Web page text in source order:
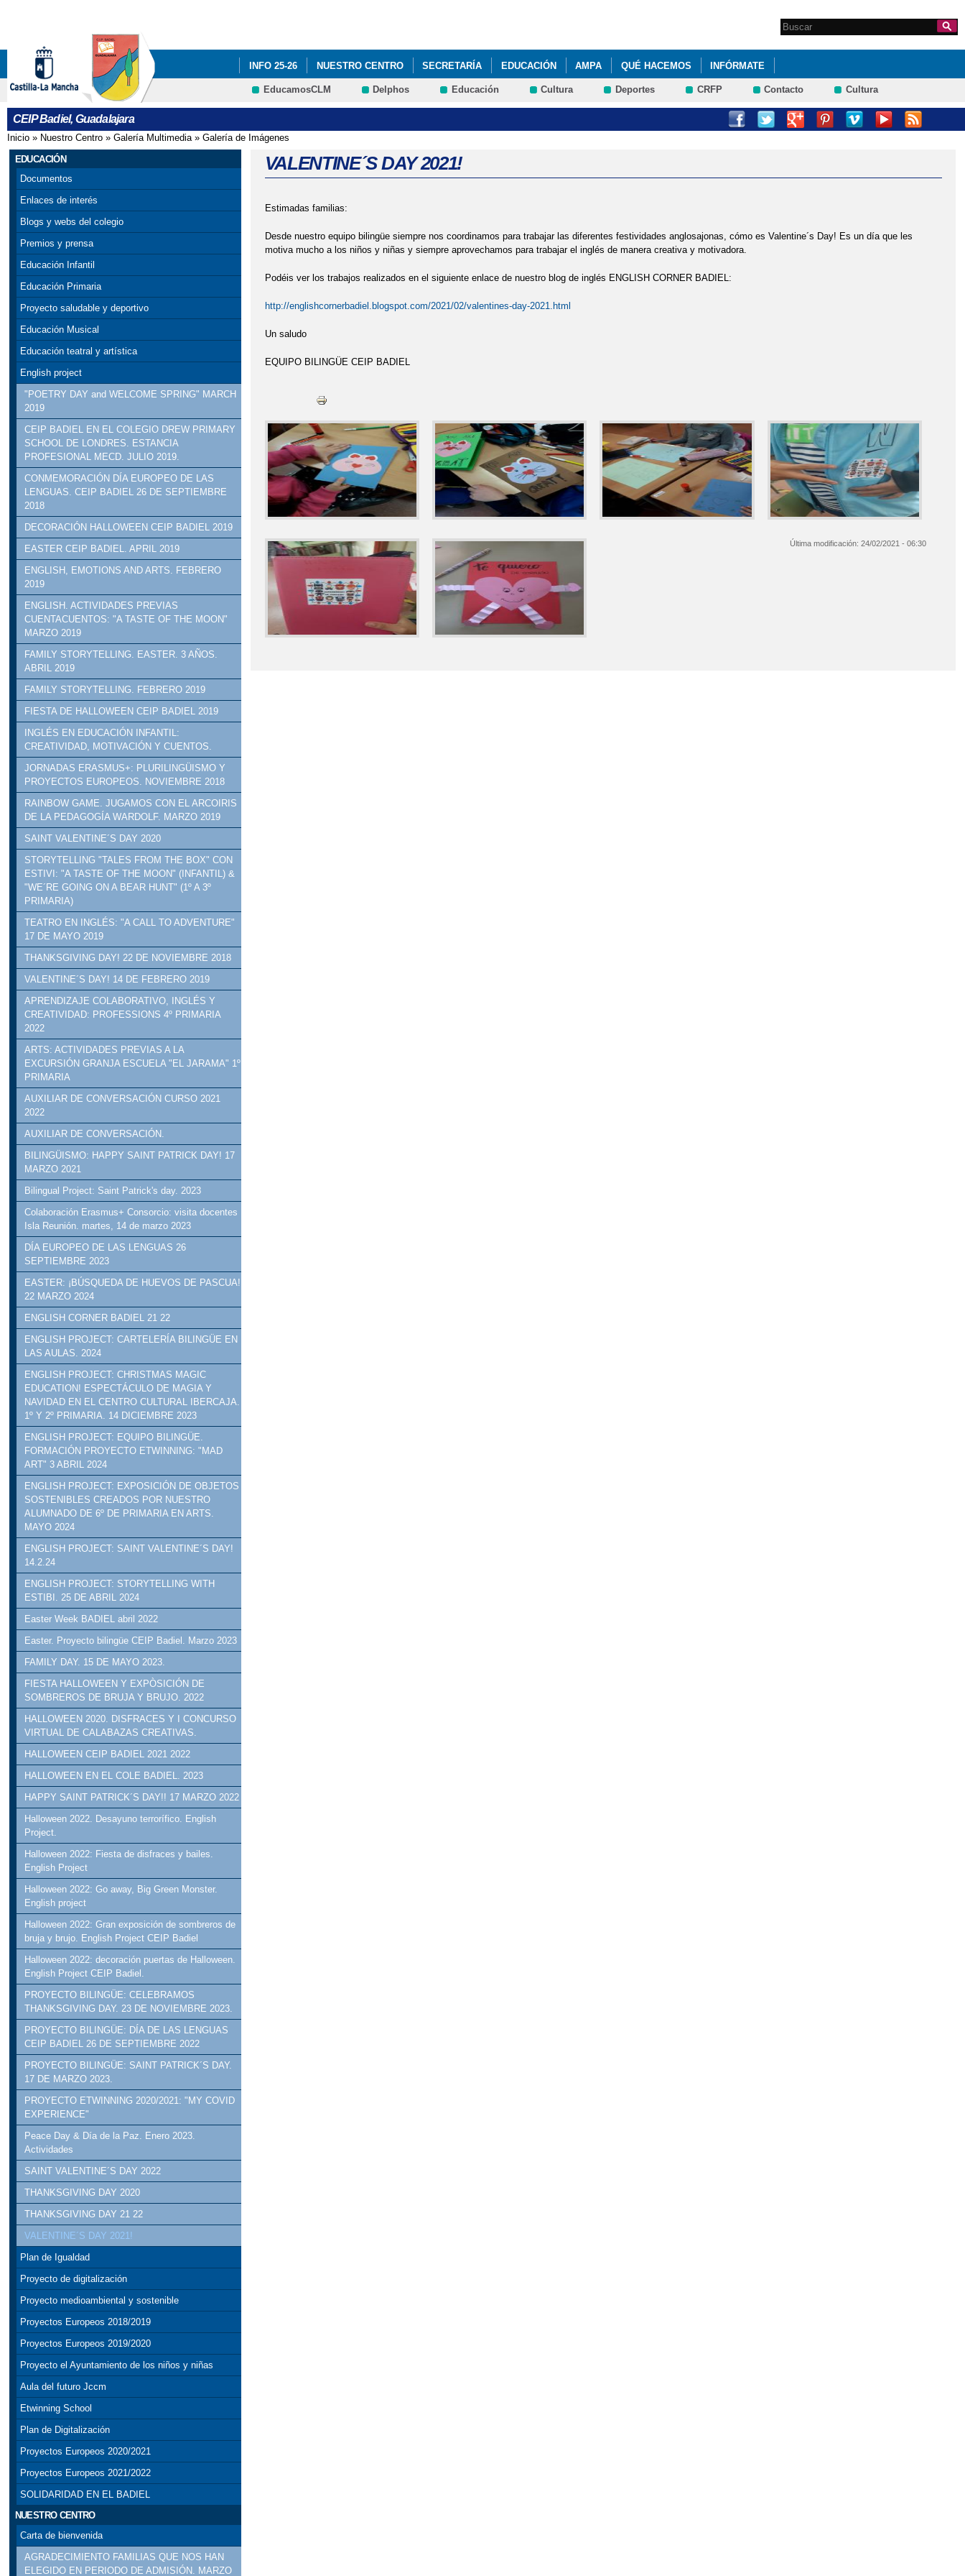
Formulario de
Search this site
INFO 25-26 NUESTRO CENTRO SECRETARÍA EDUCACIÓN AMPA QUÉ HACEMOS INFÓRMATE
ADF: SITUACIONES DE APRENDIZAJE. KANDINSKY. 1 Y 6º DE EDUCACIÓN PRIMARIA. MAYO 2024.
PREMIOS: SELECCIONADOS OLIMPIADA MATEMÁTICA ALEVÍN DE GUADALAJARA (EDUCACIÓN PRIMARIA). SEXTO DE PRIMARIA 2023.
VISITA INSTITUCIONAL: CONSEJERA DE EDUCACIÓN DE JCCM, DELEGADO DE LA JUNTA DE JCCM, DELEGADO DE EDUCACIÓN EN GUADALAJARA Y
CONCEJALA DE EDUCACIÓN. 2023
EducamosCLM Delphos Educación Cultura Deportes CRFP Contacto Cultura
CEIP Badiel, Guadalajara
Se encuentra usted aquí
Inicio » Nuestro Centro » Galería Multimedia» Galería de Imágenes
EDUCACIÓN
Documentos
Enlaces de interés
Blogs y webs del colegio
Premios y prensa
Educación Infantil
Educación Primaria
Proyecto saludable y deportivo
Educación Musical
Educación teatral y artística
English project
"POETRY DAY and WELCOME SPRING" MARCH
2019
CEIP BADIEL EN EL COLEGIO DREW PRIMARY
SCHOOL DE LONDRES. ESTANCIA
PROFESIONAL MECD. JULIO 2019.
CONMEMORACIÓN DÍA EUROPEO DE LAS
LENGUAS. CEIP BADIEL 26 DE SEPTIEMBRE
2018
DECORACIÓN HALLOWEEN CEIP BADIEL 2019
EASTER CEIP BADIEL. APRIL 2019
ENGLISH, EMOTIONS AND ARTS. FEBRERO
2019
ENGLISH. ACTIVIDADES PREVIAS
CUENTACUENTOS: "A TASTE OF THE MOON"
MARZO 2019
FAMILY STORYTELLING. EASTER. 3 AÑOS.
ABRIL 2019
FAMILY STORYTELLING. FEBRERO 2019
FIESTA DE HALLOWEEN CEIP BADIEL 2019
INGLÉS EN EDUCACIÓN INFANTIL:
CREATIVIDAD, MOTIVACIÓN Y CUENTOS.
JORNADAS ERASMUS+: PLURILINGÜISMO Y
PROYECTOS EUROPEOS. NOVIEMBRE 2018
RAINBOW GAME. JUGAMOS CON EL ARCOIRIS
DE LA PEDAGOGÍA WARDOLF. MARZO 2019
SAINT VALENTINE´S DAY 2020
STORYTELLING "TALES FROM THE BOX" CON
ESTIVI: "A TASTE OF THE MOON" (INFANTIL) &
"WE´RE GOING ON A BEAR HUNT" (1º A 3º
PRIMARIA)
TEATRO EN INGLÉS: "A CALL TO ADVENTURE"
17 DE MAYO 2019
THANKSGIVING DAY! 22 DE NOVIEMBRE 2018
VALENTINE´S DAY! 14 DE FEBRERO 2019
APRENDIZAJE COLABORATIVO, INGLÉS Y
CREATIVIDAD: PROFESSIONS 4º PRIMARIA
2022
ARTS: ACTIVIDADES PREVIAS A LA
EXCURSIÓN GRANJA ESCUELA "EL JARAMA" 1º
PRIMARIA
AUXILIAR DE CONVERSACIÓN CURSO 2021
2022
AUXILIAR DE CONVERSACIÓN.
BILINGÜISMO: HAPPY SAINT PATRICK DAY! 17
MARZO 2021
Bilingual Project: Saint Patrick's day. 2023
Colaboración Erasmus+ Consorcio: visita docentes
Isla Reunión. martes, 14 de marzo 2023
DÍA EUROPEO DE LAS LENGUAS 26
SEPTIEMBRE 2023
EASTER: ¡BÚSQUEDA DE HUEVOS DE PASCUA!
22 MARZO 2024
ENGLISH CORNER BADIEL 21 22
ENGLISH PROJECT: CARTELERÍA BILINGÜE EN
LAS AULAS. 2024
ENGLISH PROJECT: CHRISTMAS MAGIC
EDUCATION! ESPECTÁCULO DE MAGIA Y
NAVIDAD EN EL CENTRO CULTURAL IBERCAJA.
1º Y 2º PRIMARIA. 14 DICIEMBRE 2023
ENGLISH PROJECT: EQUIPO BILINGÜE.
FORMACIÓN PROYECTO ETWINNING: "MAD
ART" 3 ABRIL 2024
ENGLISH PROJECT: EXPOSICIÓN DE OBJETOS
SOSTENIBLES CREADOS POR NUESTRO
ALUMNADO DE 6º DE PRIMARIA EN ARTS.
MAYO 2024
ENGLISH PROJECT: SAINT VALENTINE´S DAY!
14.2.24
ENGLISH PROJECT: STORYTELLING WITH
ESTIBI. 25 DE ABRIL 2024
Easter Week BADIEL abril 2022
Easter. Proyecto bilingüe CEIP Badiel. Marzo 2023
FAMILY DAY. 15 DE MAYO 2023.
FIESTA HALLOWEEN Y EXPÒSICIÓN DE
SOMBREROS DE BRUJA Y BRUJO. 2022
HALLOWEEN 2020. DISFRACES Y I CONCURSO
VIRTUAL DE CALABAZAS CREATIVAS.
HALLOWEEN CEIP BADIEL 2021 2022
HALLOWEEN EN EL COLE BADIEL. 2023
HAPPY SAINT PATRICK´S DAY!! 17 MARZO 2022
Halloween 2022. Desayuno terrorífico. English
Project.
Halloween 2022: Fiesta de disfraces y bailes.
English Project
Halloween 2022: Go away, Big Green Monster.
English project
Halloween 2022: Gran exposición de sombreros de
bruja y brujo. English Project CEIP Badiel
Halloween 2022: decoración puertas de Halloween.
English Project CEIP Badiel.
PROYECTO BILINGÜE: CELEBRAMOS
THANKSGIVING DAY. 23 DE NOVIEMBRE 2023.
PROYECTO BILINGÜE: DÍA DE LAS LENGUAS
CEIP BADIEL 26 DE SEPTIEMBRE 2022
PROYECTO BILINGÜE: SAINT PATRICK´S DAY.
17 DE MARZO 2023.
PROYECTO ETWINNING 2020/2021: "MY COVID
EXPERIENCE"
Peace Day & Día de la Paz. Enero 2023.
Actividades
SAINT VALENTINE´S DAY 2022
THANKSGIVING DAY 2020
THANKSGIVING DAY 21 22
VALENTINE´S DAY 2021!
Plan de Igualdad
Proyecto de digitalización
Proyecto medioambiental y sostenible
Proyectos Europeos 2018/2019
Proyectos Europeos 2019/2020
Proyecto el Ayuntamiento de los niños y niñas
Aula del futuro Jccm
Etwinning School
Plan de Digitalización
Proyectos Europeos 2020/2021
Proyectos Europeos 2021/2022
SOLIDARIDAD EN EL BADIEL
NUESTRO CENTRO
Carta de bienvenida
AGRADECIMIENTO FAMILIAS QUE NOS HAN
ELEGIDO EN PERIODO DE ADMISIÓN. MARZO
VALENTINE´S DAY 2021!
Estimadas familias:
Desde nuestro equipo bilingüe siempre nos coordinamos para trabajar las diferentes festividades anglosajonas, cómo es Valentine´s Day! Es un día que les
motiva mucho a los niños y niñas y siempre aprovechamos para trabajar el inglés de manera creativa y motivadora.
Podéis ver los trabajos realizados en el siguiente enlace de nuestro blog de inglés ENGLISH CORNER BADIEL:
http://englishcornerbadiel.blogspot.com/2021/02/valentines-day-2021.html
Un saludo
EQUIPO BILINGÜE CEIP BADIEL
Última modificación:24/02/2021 - 06:30